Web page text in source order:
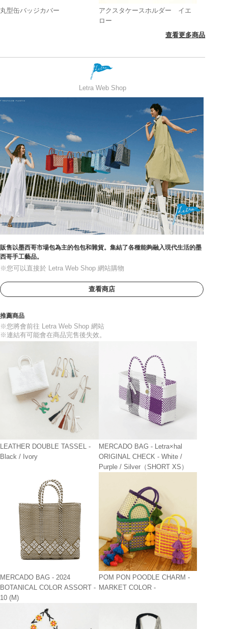
丸型缶バッジカバー
アクスタケースホルダー イエ
ロー
查看更多商品
Letra Web Shop
販售以墨西哥市場包為主的包包和雜貨。集結了各種能夠融入現代生活的墨
西哥手工藝品。
※您可以直接於 Letra Web Shop 網站購物
查看商店
推薦商品
※您將會前往 Letra Web Shop 網站
※連結有可能會在商品完售後失效。
LEATHER DOUBLE TASSEL -
Black / Ivory
MERCADO BAG - Letra×hal
ORIGINAL CHECK - White /
Purple / Silver（SHORT XS）
MERCADO BAG - 2024
BOTANICAL COLOR ASSORT -
10 (M)
POM PON POODLE CHARM -
MARKET COLOR -